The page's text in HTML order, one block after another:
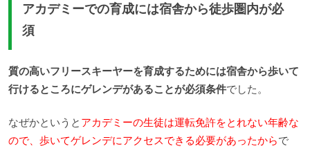
アカデミーでの育成には宿舎から徒歩圏内が必
須
質の高いフリースキーヤーを育成するためには宿舎から歩いて
行けるところにゲレンデがあることが必須条件でした。
なぜかというと アカデミーの生徒は運転免許をとれない年齢な
ので、歩いてゲレンデにアクセスできる必要があったからで